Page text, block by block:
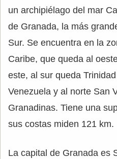
un archipiélago del mar
de Granada, la más
Sur. Se encuentra en la
Caribe, que queda al
este, al sur queda
Venezuela y al norte San
Granadinas. Tiene una
sus costas miden 121 km.
La capital de Granada es